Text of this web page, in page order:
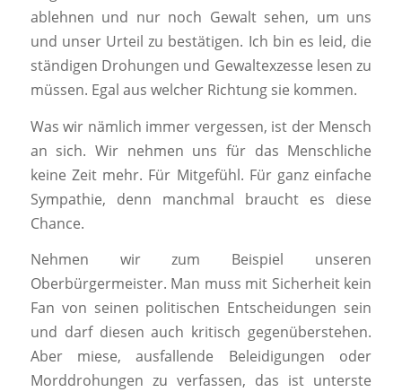
ablehnen und nur noch Gewalt sehen, um uns
und unser Urteil zu bestätigen. Ich bin es leid, die
ständigen Drohungen und Gewaltexzesse lesen zu
müssen. Egal aus welcher Richtung sie kommen.
Was wir nämlich immer vergessen, ist der Mensch
an sich. Wir nehmen uns für das Menschliche
keine Zeit mehr. Für Mitgefühl. Für ganz einfache
Sympathie, denn manchmal braucht es diese
Chance.
Nehmen wir zum Beispiel unseren
Oberbürgermeister. Man muss mit Sicherheit kein
Fan von seinen politischen Entscheidungen sein
und darf diesen auch kritisch gegenüberstehen.
Aber miese, ausfallende Beleidigungen oder
Morddrohungen zu verfassen, das ist unterste